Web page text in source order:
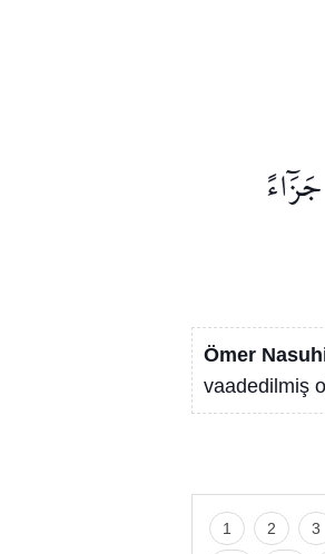
جَزَٓاءً
Ömer
vaadedilmiş
1 2 3